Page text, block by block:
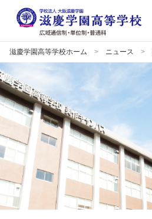
滋慶学園高等学校ホーム ニュース